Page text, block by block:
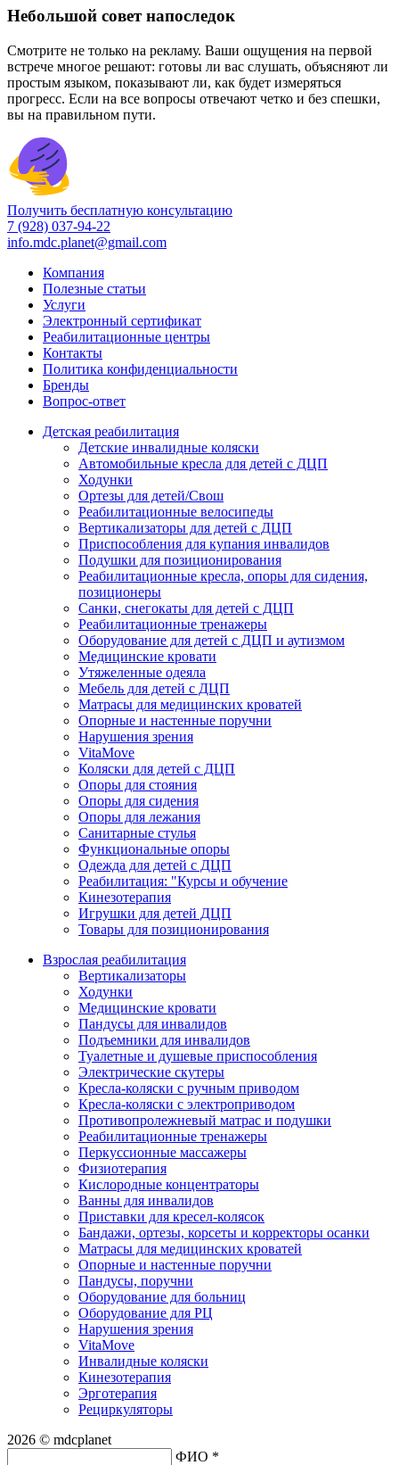
Небольшой совет напоследок
Смотрите не только на рекламу. Ваши ощущения на первой
встрече многое решают: готовы ли вас слушать, объясняют ли
простым языком, показывают ли, как будет измеряться
прогресс. Если на все вопросы отвечают четко и без спешки,
вы на правильном пути.
Получить бесплатную консультацию
7 (928) 037-94-22
info.mdc.planet@gmail.com
Компания
Полезные статьи
Услуги
Электронный сертификат
Реабилитационные центры
Контакты
Политика конфиденциальности
Бренды
Вопрос-ответ
Детская реабилитация
Детские инвалидные коляски
Автомобильные кресла для детей с ДЦП
Ходунки
Ортезы для детей/Свош
Реабилитационные велосипеды
Вертикализаторы для детей с ДЦП
Приспособления для купания инвалидов
Подушки для позиционирования
Реабилитационные кресла, опоры для сидения,
позиционеры
Санки, снегокаты для детей с ДЦП
Реабилитационные тренажеры
Оборудование для детей с ДЦП и аутизмом
Медицинские кровати
Утяжеленные одеяла
Мебель для детей с ДЦП
Матрасы для медицинских кроватей
Опорные и настенные поручни
Нарушения зрения
VitaMove
Коляски для детей с ДЦП
Опоры для стояния
Опоры для сидения
Опоры для лежания
Санитарные стулья
Функциональные опоры
Одежда для детей с ДЦП
Реабилитация: "Курсы и обучение
Кинезотерапия
Игрушки для детей ДЦП
Товары для позиционирования
Взрослая реабилитация
Вертикализаторы
Ходунки
Медицинские кровати
Пандусы для инвалидов
Подъемники для инвалидов
Туалетные и душевые приспособления
Электрические скутеры
Кресла-коляски с ручным приводом
Кресла-коляски с электроприводом
Противопролежневый матрас и подушки
Реабилитационные тренажеры
Перкуссионные массажеры
Физиотерапия
Кислородные концентраторы
Ванны для инвалидов
Приставки для кресел-колясок
Бандажи, ортезы, корсеты и корректоры осанки
Матрасы для медицинских кроватей
Опорные и настенные поручни
Пандусы, поручни
Оборудование для больниц
Оборудование для РЦ
Нарушения зрения
VitaMove
Инвалидные коляски
Кинезотерапия
Эрготерапия
Рециркуляторы
2026 © mdcplanet
ФИО *